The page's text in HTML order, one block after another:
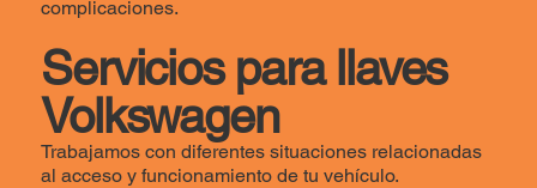
complicaciones.
Servicios para llaves
Volkswagen
Trabajamos con diferentes situaciones relacionadas
al acceso y funcionamiento de tu vehículo.